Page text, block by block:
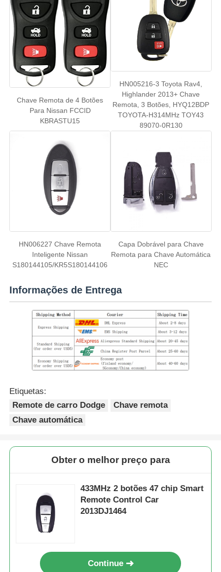
Carro Chave Shell
Lâmina da Chave do Carro
Máquina de corte de moagem de um só ângulo
programador da chave do carro
microplaqueta do identificador
Máquina de fechadura
Chave inteligente KEYDIY
Chave Remota de 4 Botões
Para Nissan FCCID
KBRASTU15
HN005216-3 Toyota Rav4,
Highlander 2013+ Chave
Remota, 3 Botões, HYQ12BDP
TOYOTA-H314MHz TOY43
89070-0R130
HN006227 Chave Remota
Inteligente Nissan
S180144105/KR5S180144106
Capa Dobrável para Chave
Remota para Chave Automática
NEC
Informações de Entrega
Etiquetas:
Remote de carro Dodge
Chave remota
Chave automática
Obter o melhor preço para
433MHz 2 botões 47 chip Smart
Remote Control Car
2013DJ1464
Continue